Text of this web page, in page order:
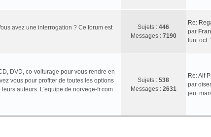
avez une interrogation ? Ce forum est
Sujets : 446
Messages : 7190
Re:
par
lun.
DVD, co-voiturage pour vous rendre en
vous pour profiter de toutes les options
auteurs. L'equipe de norvege-fr.com
Sujets : 538
Messages : 2631
Re: Alf
par
jeu.